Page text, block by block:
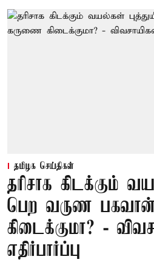
தமிழக செய்திகள்
தரிசாக கிடக்கும்
பெற வருண
கிடைக்குமா? -
எதிர்பார்ப்பு